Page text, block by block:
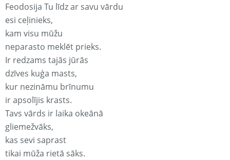
Feodosija Tu līdz ar savu vārdu
esi ceļinieks,
kam visu mūžu
neparasto meklēt prieks.
Ir redzams tajās jūrās
dzīves kuģa masts,
kur nezināmu brīnumu
ir apsolījis krasts.
Tavs vārds ir laika okeānā
gliemežvāks,
kas sevi saprast
tikai mūža rietā sāks.